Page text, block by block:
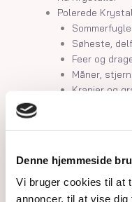
Denne hjemmeside
Vi bruger cookies til at
annoncer, til at vise
Polerede
Søheste,
Feer og
Måner,
Kranier og
Kugler
Hjerter
Fyrfadsholdere